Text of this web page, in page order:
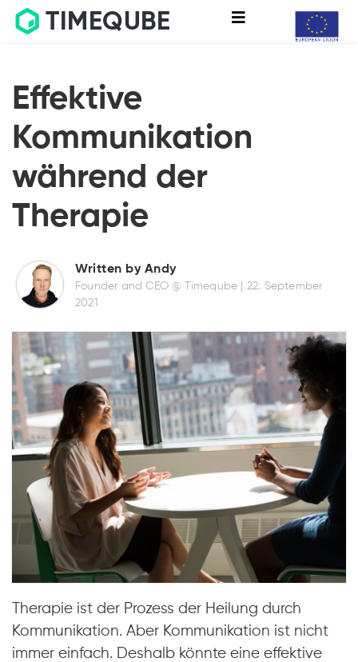
TIMEQUBE
Effektive
Kommunikation
während der
Therapie
Written by Andy
Founder and CEO @ Timeqube | 22. September
2021
Therapie ist der Prozess der Heilung durch
Kommunikation. Aber Kommunikation ist nicht
immer einfach. Deshalb könnte eine effektive